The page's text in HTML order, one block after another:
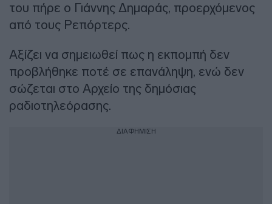
του πήρε ο Γιάννης Δημαράς, προερχόμενος
από τους Ρεπόρτερς.
Αξίζει να σημειωθεί πως η εκπομπή δεν
προβλήθηκε ποτέ σε επανάληψη, ενώ δεν
σώζεται στο Αρχείο της δημόσιας
ραδιοτηλεόρασης.
ΔΙΑΦΗΜΙΣΗ